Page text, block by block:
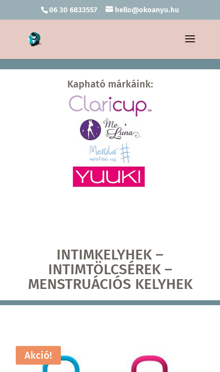
06 30 6833557 hello@okoanyu.hu
Kapható márkáink:
INTIMKELYHEK –
INTIMTÖLCSÉREK –
MENSTRUÁCIÓS KELYHEK
Akció!